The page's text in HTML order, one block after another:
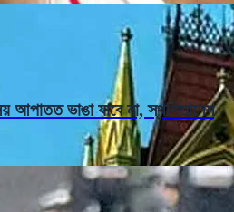
আপাতত ভাঙা যাবে না, স্থগিতাদেশ